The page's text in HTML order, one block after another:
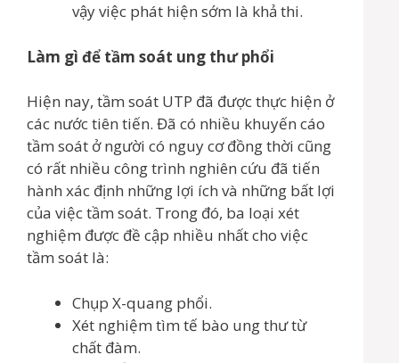
vậy việc phát hiện sớm là khả thi.
Làm gì để tầm soát ung thư phổi
Hiện nay, tầm soát UTP đã được thực hiện ở
các nước tiên tiến. Đã có nhiều khuyến cáo
tầm soát ở người có nguy cơ đồng thời cũng
có rất nhiều công trình nghiên cứu đã tiến
hành xác định những lợi ích và những bất lợi
của việc tầm soát. Trong đó, ba loại xét
nghiệm được đề cập nhiều nhất cho việc
tầm soát là:
Chụp X-quang phổi.
Xét nghiệm tìm tế bào ung thư từ
chất đàm.